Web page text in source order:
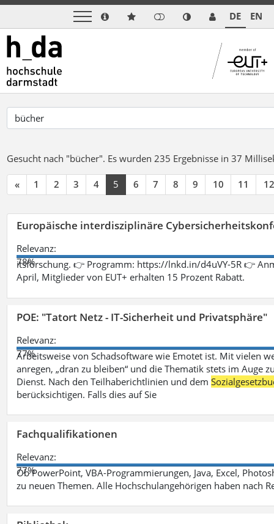
DE EN
Gesucht nach "bücher". Es wurden 235 Ergebnisse in 37
« 1 2 3 4 5 6 7 8 9 10 11 12
Europäische interdisziplinäre
Relevanz:
78%
itsforschung. 👉 Programm: https://lnkd.in/d4uVY-5R 👉
April, Mitglieder von EUT+ erhalten 15 Prozent Rabatt.
POE: "Tatort Netz - IT-Sicherheit und Privatsphäre"
Relevanz:
77%
Arbeitsweise von Schadsoftware wie Emotet ist. Mit vielen
anregen, „dran zu bleiben“ und die Thematik stets im
Dienst. Nach den Teilhaberichtlinien und dem
berücksichtigen. Falls dies auf Sie
Fachqualifikationen
Relevanz:
77%
Ob PowerPoint, VBA-Programmierungen, Java, Excel,
zu neuen Themen. Alle Hochschulangehörigen haben nach